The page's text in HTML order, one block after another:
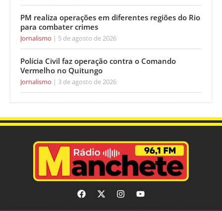
PM realiza operações em diferentes regiões do Rio
para combater crimes
Jornalismo 5 de agosto de 2026
Polícia Civil faz operação contra o Comando
Vermelho no Quitungo
Jornalismo 3 de agosto de 2026